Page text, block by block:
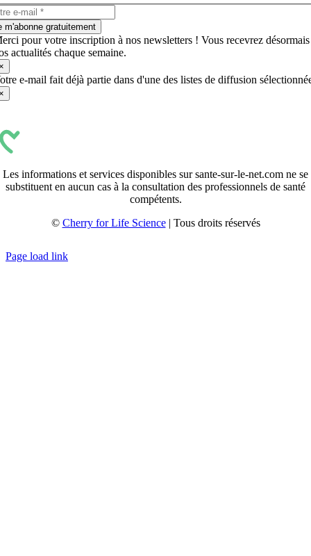
m'abonne gratuitement
pour votre inscription à nos newsletters ! Vous recevrez désormais
actualités chaque semaine.
e-mail fait déjà partie dans d'une des listes de diffusion
Les informations et services disponibles sur sante-sur-le-net.com ne se
substituent en aucun cas à la consultation des professionnels de santé
compétents.
© Cherry for Life Science| Tous droits réservés
Page load link